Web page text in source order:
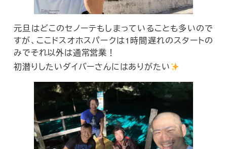
元旦はどこのセノーテもしまっていることも多いので
すが、ここドスオホスパークは1時間遅れのスタートの
みでそれ以外は通常営業！
初潜りしたいダイバーさんにはありがたい